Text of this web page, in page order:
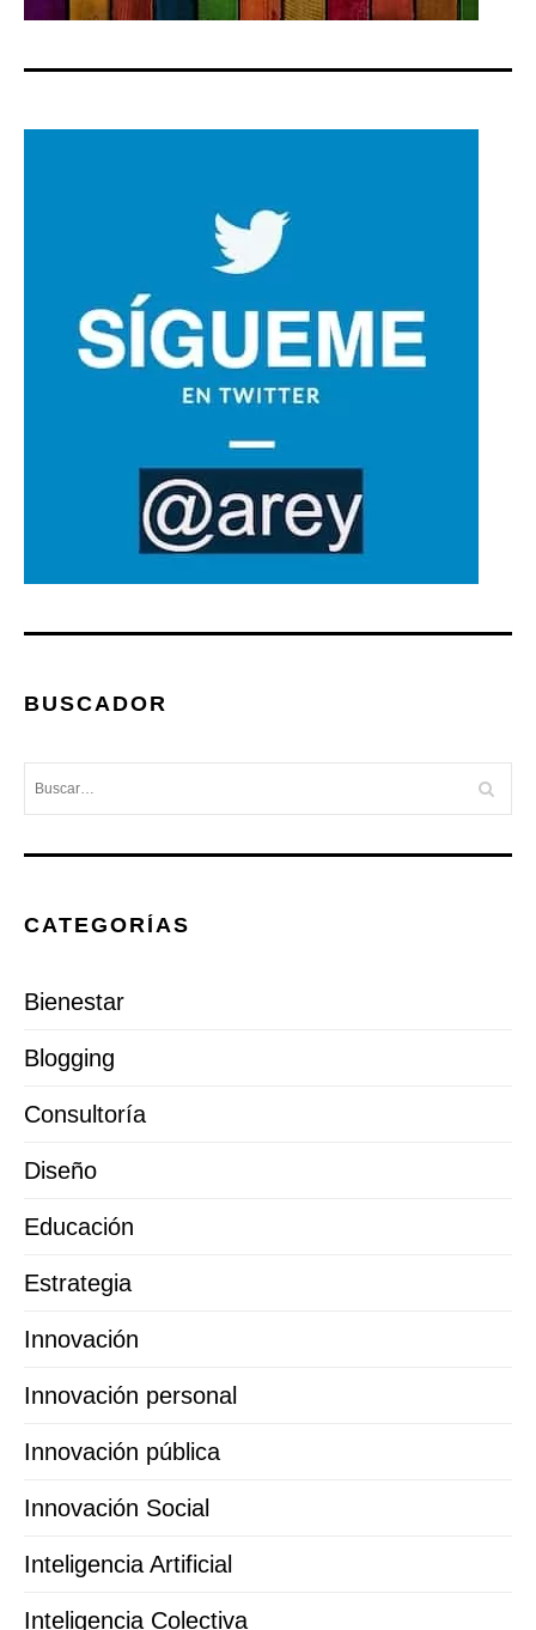
BUSCADOR
CATEGORÍAS
Bienestar
Blogging
Consultoría
Diseño
Educación
Estrategia
Innovación
Innovación personal
Innovación pública
Innovación Social
Inteligencia Artificial
Inteligencia Colectiva